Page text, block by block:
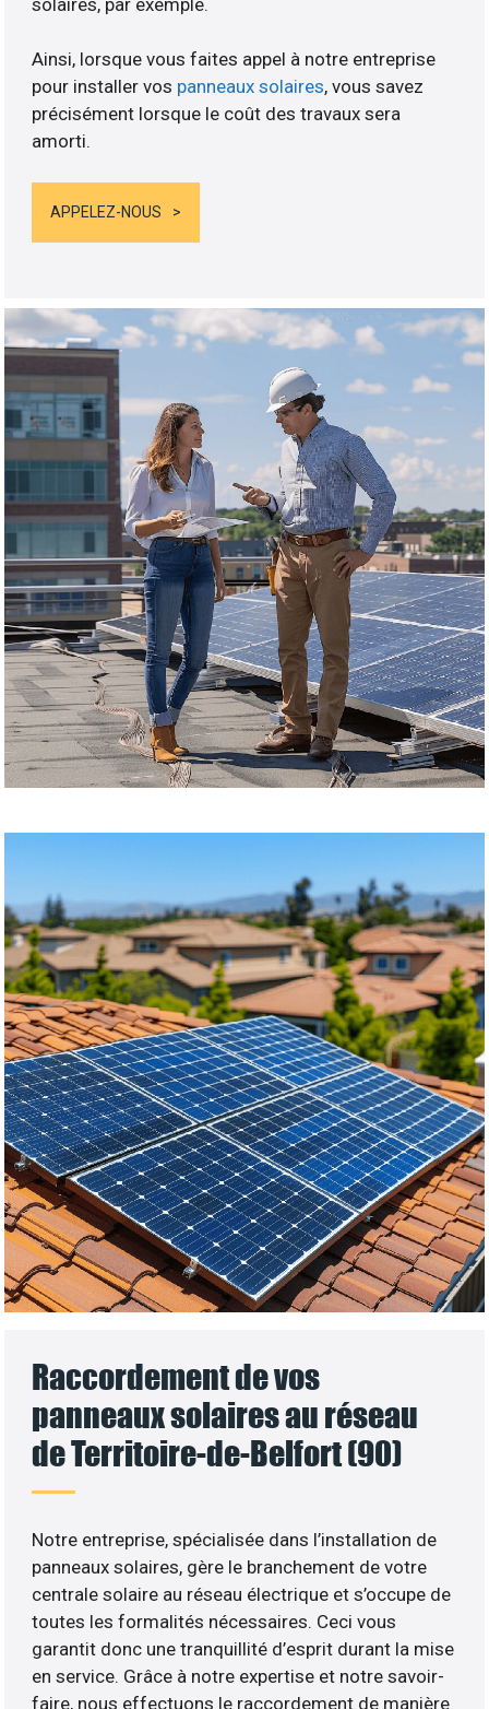
Ainsi, lorsque vous faites appel à notre entreprise
pour installer vos panneaux solaires, vous savez
précisément lorsque le coût des travaux sera
amorti.
APPELEZ-NOUS
Raccordement de vos
panneaux solaires au réseau
de Territoire-de-Belfort (90)
Notre entreprise, spécialisée dans l’installation de
panneaux solaires, gère le branchement de votre
centrale solaire au réseau électrique et s’occupe de
toutes les formalités nécessaires. Ceci vous
garantit donc une tranquillité d’esprit durant la mise
en service. Grâce à notre expertise et notre savoir-
faire, nous effectuons le raccordement de manière